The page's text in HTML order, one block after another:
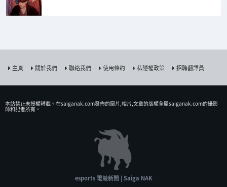
主頁 關於我們 聯絡我們 使用條約 私隱權政策 招聘翻譯員
本站禁止未授權𨍭載。在saiganak.com發佈的圖片,相片,文章的版權全屬saiganak.com的攝影
師和記者所有。
esports 電競新聞 | Saiga NAK